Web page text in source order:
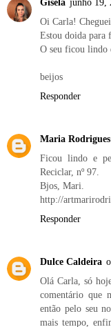
Oi Carla!
Estou doida para
O seu ficou lindo
beijos
Responder
Maria Rodrigues
Ficou lindo e
Reciclar, nº 97.
Bjos, Mari.
http://
Responder
Dulce Caldeira
Olá Carla, só
comentário que
então pelo seu
mais tempo,